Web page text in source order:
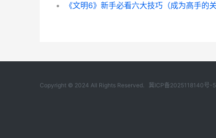
Copyright © 2024 All Rights Reserved. 冀ICP备2025118140号-5